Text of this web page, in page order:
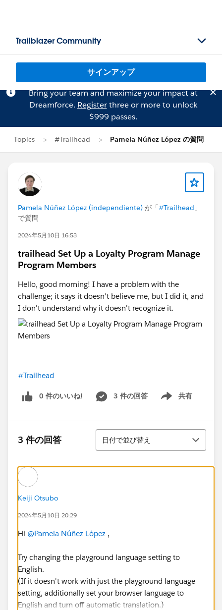
Trailblazer Community
サインアップ
Bring your team and maximize your impact at
Dreamforce. Registerthree or more to unlock
$999 passes.
Topics #Trailhead Pamela Núñez López の質問
Pamela Núñez López (independiente) が「#Trailhead 」
で質問
2024年5月10日 16:53
trailhead Set Up a Loyalty Program Manage
Program Members
Hello, good morning! I have a problem with the
challenge; it says it doesn't believe me, but I did it, and
I don't understand why it doesn't recognize it.
#Trailhead
0 件のいいね! 3 件の回答 共有
Show menu
3 件の回答
並び替え
日付で並び替え
Keiji Otsubo
2024年5月10日 20:29
Hi @Pamela Núñez López ,
Try changing the playground language setting to
English.
(If it doesn't work with just the playground language
setting, additionally set your browser language to
English and turn off automatic translation.)